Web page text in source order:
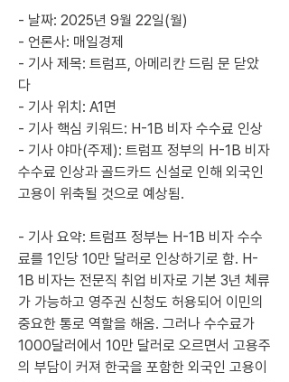
- 날짜: 2025년 9월 22일(월)
- 언론사: 매일경제
- 기사 제목: 트럼프, 아메리칸 드림 문 닫았
다
- 기사 위치: A1면
- 기사 핵심 키워드: H-1B 비자 수수료 인상
- 기사 야마(주제): 트럼프 정부의 H-1B 비자
수수료 인상과 골드카드 신설로 인해 외국인
고용이 위축될 것으로 예상됨.
- 기사 요약: 트럼프 정부는 H-1B 비자 수수
료를 1인당 10만 달러로 인상하기로 함. H-
1B 비자는 전문직 취업 비자로 기본 3년 체류
가 가능하고 영주권 신청도 허용되어 이민의
중요한 통로 역할을 해옴. 그러나 수수료가
1000달러에서 10만 달러로 오르면서 고용주
의 부담이 커져 한국을 포함한 외국인 고용이